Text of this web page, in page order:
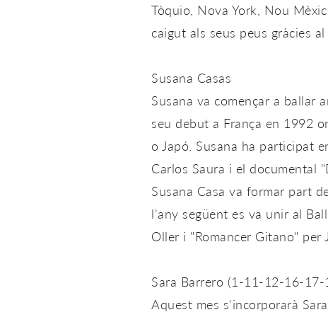
Tòquio, Nova York, Nou
caigut als seus peus gràcies
Susana Casas
Susana va començar a ballar
seu debut a França en 1992
o Japó. Susana ha participat
Carlos Saura i el documental
Susana Casa va formar part
l'any següent es va unir al
Oller i "Romancer Gitano" per
Sara Barrero (1-11-12-16-17-
Aquest mes s'incorporarà